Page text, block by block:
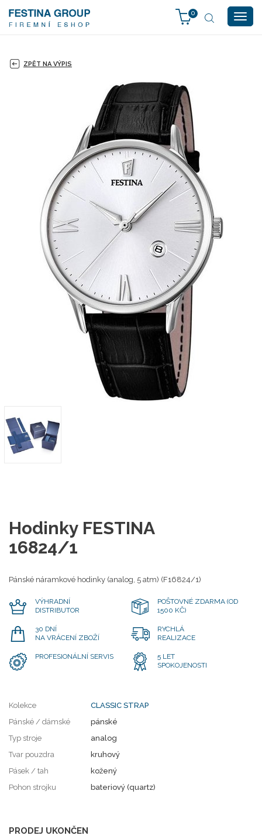
0
ZPĚT NA VÝPIS
Hodinky FESTINA
16824/1
Pánské náramkové hodinky (analog, 5 atm) (F16824/1)
VÝHRADNÍ
DISTRIBUTOR
POŠTOVNÉ ZDARMA (OD
1500 KČ)
30 DNÍ
NA VRÁCENÍ ZBOŽÍ
RYCHLÁ
REALIZACE
PROFESIONÁLNÍ SERVIS
5 LET
SPOKOJENOSTI
Kolekce
CLASSIC STRAP
Pánské / dámské
pánské
Typ stroje
analog
Tvar pouzdra
kruhový
Pásek / tah
kožený
Pohon strojku
bateriový (quartz)
PRODEJ UKONČEN